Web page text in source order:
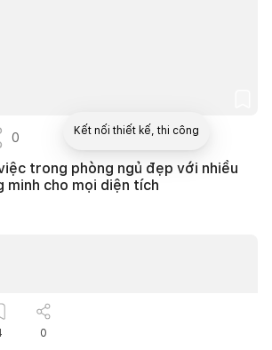
0 2
trong phòng ngủ đẹp với nhiều
minh cho mọi diện tích
0
Kết nối thiết kế, thi công
Mua sắm hoàn thiện nhà